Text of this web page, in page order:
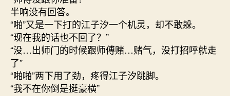
半响没有回答。
“啪”又是一下打的江子汐一个机灵，却不敢躲。
“现在我的话也不回了？”
“没…出师门的时候跟师傅赌…赌气，没打招呼就走
了”
“啪啪”两下用了劲，疼得江子汐跳脚。
“我不在你倒是挺豪横”